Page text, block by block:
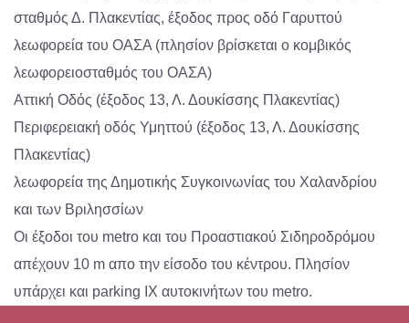
σταθμός Δ. Πλακεντίας, έξοδος προς οδό Γαρυττού
λεωφορεία του ΟΑΣΑ (πλησίον βρίσκεται ο κομβικός
λεωφορειοσταθμός του ΟΑΣΑ)
Αττική Οδός (έξοδος 13, Λ. Δουκίσσης Πλακεντίας)
Περιφερειακή οδός Υμηττού (έξοδος 13, Λ. Δουκίσσης
Πλακεντίας)
λεωφορεία της Δημοτικής Συγκοινωνίας του Χαλανδρίου
και των Βριλησσίων
Οι έξοδοι του metro και του Προαστιακού Σιδηροδρόμου
απέχουν 10 m απο την είσοδο του κέντρου. Πλησίον
υπάρχει και parking ΙΧ αυτοκινήτων του metro.